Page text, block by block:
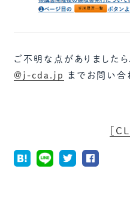
ご不明な点がありました
@j-cda.jp
までお問い合
［